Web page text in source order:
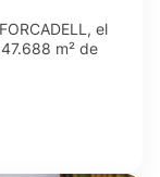
el
m² de